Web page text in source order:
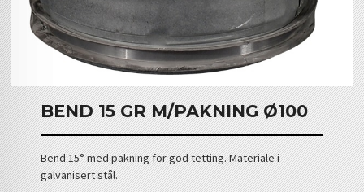
BEND 15 GR M/PAKNING Ø100
Bend 15° med pakning for god tetting. Materiale i
galvanisert stål.